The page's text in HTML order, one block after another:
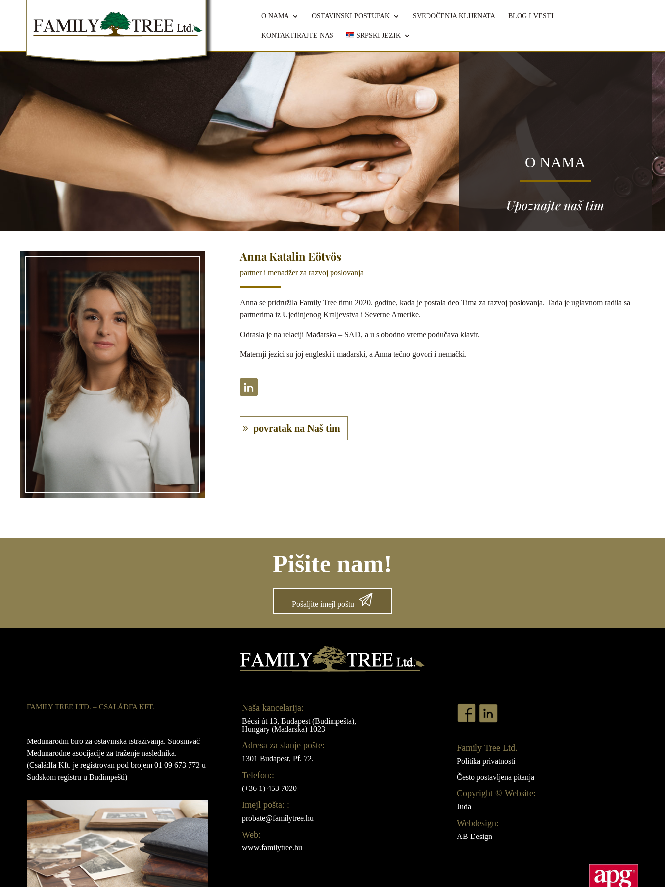
O NAMA OSTAVINSKI POSTUPAK SVEDOČENJA KLIJENATA BLOG I VESTI
KONTAKTIRAJTE NAS SRPSKI JEZIK
O NAMA
Upoznajte naš tim
Anna Katalin Eötvös
partner i menadžer za razvoj poslovanja
Anna se pridružila Family Tree timu 2020. godine, kada je postala deo Tima za razvoj poslovanja. Tada je uglavnom radila sa
partnerima iz Ujedinjenog Kraljevstva i Severne Amerike.
Odrasla je na relaciji Mađarska – SAD, a u slobodno vreme podučava klavir.
Maternji jezici su joj engleski i mađarski, a Anna tečno govori i nemački.
povratak na Naš tim
Pišite nam!
Pošaljite imejl poštu
FAMILY TREE LTD. – CSALÁDFA KFT.
Međunarodni biro za ostavinska istraživanja. Suosnivač
Međunarodne asocijacije za traženje naslednika.
(Családfa Kft. je registrovan pod brojem 01 09 673 772 u
Sudskom registru u Budimpešti)
Naša kancelarija:
Bécsi út 13, Budapest (Budimpešta),
Hungary (Mađarska) 1023
Adresa za slanje pošte:
1301 Budapest, Pf. 72.
Telefon::
(+36 1) 453 7020
Imejl pošta: :
probate@familytree.hu
Web:
www.familytree.hu
Family Tree Ltd.
Politika privatnosti
Često postavljena pitanja
Copyright © Website:
Juda
Webdesign:
AB Design